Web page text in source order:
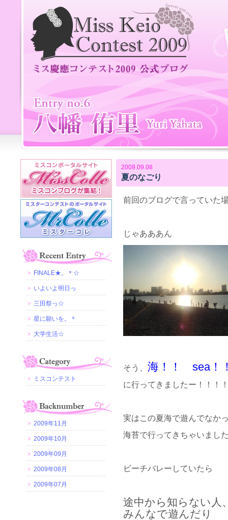
2009.09.08
夏のなごり
前回のブログで言っていた
じゃあああん
そう、 海！！ sea！
に行ってきましたー！！！
実はこの夏海で遊んでなか
海苔で行ってきちゃいまし
ビーチバレーしていたら
途中から知らない
みんなで遊んだり
FINALE★。＊☆
いよいよ明日っ
三田祭っ☆
星に願いを。＊
大学生活☆
ミスコンテスト
2009年11月
2009年10月
2009年09月
2009年08月
2009年07月